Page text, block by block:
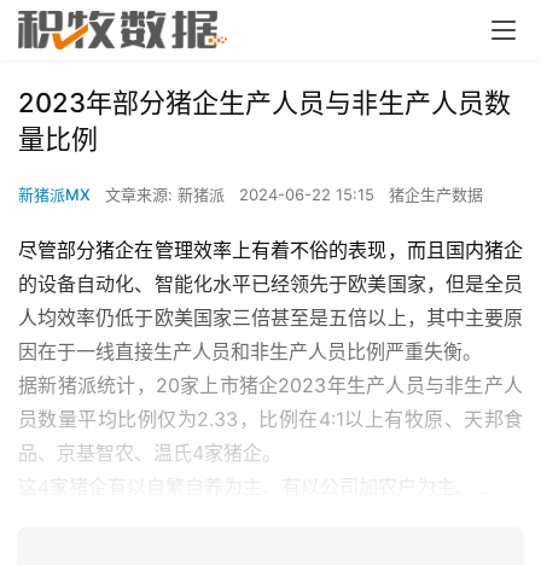
2023年部分猪企生产人员与非生产人员数
量比例
新猪派MX 文章来源: 新猪派 2024-06-22 15:15 猪企生产数据
尽管部分猪企在管理效率上有着不俗的表现，而且国内猪企
的设备自动化、智能化水平已经领先于欧美国家，但是全员
人均效率仍低于欧美国家三倍甚至是五倍以上，其中主要原
因在于一线直接生产人员和非生产人员比例严重失衡。
据新猪派统计，20家上市猪企2023年生产人员与非生产人
员数量平均比例仅为2.33，比例在4:1以上有牧原、天邦食
品、京基智农、温氏4家猪企。
这4家猪企有以自繁自养为主、有以公司加农户为主、...